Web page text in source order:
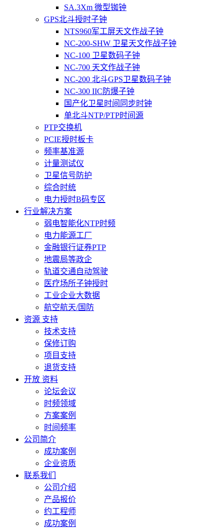
SA.3Xm 微型铷钟
GPS北斗授时子钟
NTS960军工屏天文作战子钟
NC-200-SHW 卫星天文作战子钟
NC-100 卫星数码子钟
NC-700 天文作战子钟
NC-200 北斗GPS卫星数码子钟
NC-300 IIC防爆子钟
国产化卫星时间同步时钟
单北斗NTP/PTP时间源
PTP交换机
PCIE授时板卡
频率基准源
计量测试仪
卫星信号防护
综合时统
电力授时B码专区
行业解决方案
弱电智能化NTP时频
电力能源工厂
金融银行证券PTP
地震局等政企
轨道交通自动驾驶
医疗场所子钟授时
工业企业大数据
航空航天/国防
资源 支持
技术支持
保修订购
项目支持
退货支持
开放 资料
论坛会议
时频领域
方案案例
时间频率
公司简介
成功案例
企业资质
联系我们
公司介绍
产品报价
约工程师
成功案例